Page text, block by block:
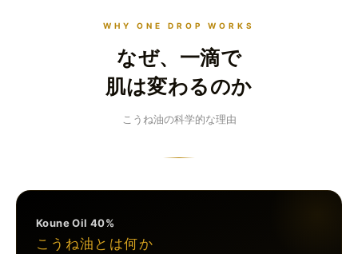
WHY ONE DROP WORKS
なぜ、一滴で
肌は変わるのか
こうね油の科学的な理由
Koune Oil 40%
こうね油とは何か